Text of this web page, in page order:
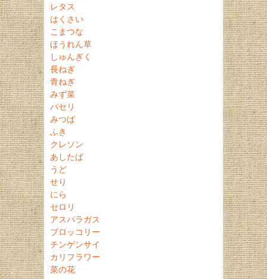
レタス
はくさい
こまつな
ほうれん草
しゅんぎく
長ねぎ
青ねぎ
みず菜
パセリ
みつば
ふき
クレソン
あしたば
うど
せり
にら
セロリ
アスパラガス
ブロッコリー
チンゲンサイ
カリフラワー
菜の花